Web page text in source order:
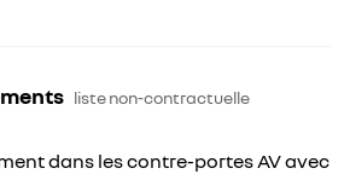
liste non-contractuelle
dans les contre-portes AV avec